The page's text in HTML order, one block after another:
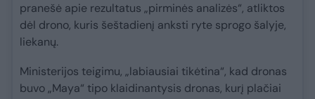
pranešė apie rezultatus „pirminės analizės“, atliktos
dėl drono, kuris šeštadienį anksti ryte sprogo šalyje,
liekanų.
Ministerijos teigimu, „labiausiai tikėtina“, kad dronas
buvo „Maya“ tipo klaidinantysis dronas, kurį plačiai